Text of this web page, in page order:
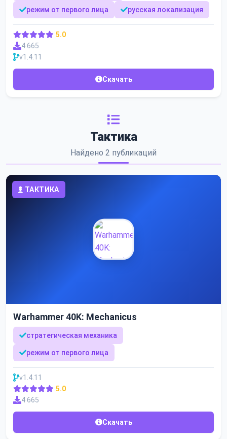
режим от первого лица русская локализация
5.0
4 665
v1.4.11
Скачать
Тактика
Найдено 2 публикаций
ТАКТИКА
Warhammer 40K: Mechanicus
стратегическая механика
режим от первого лица
v1.4.11
5.0
4 665
Скачать